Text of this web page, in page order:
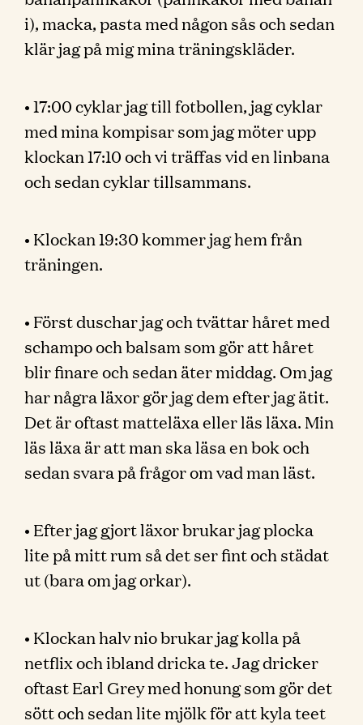
i), macka, pasta med någon sås och sedan
klär jag på mig mina träningskläder.
• 17:00 cyklar jag till fotbollen, jag cyklar
med mina kompisar som jag möter upp
klockan 17:10 och vi träffas vid en linbana
och sedan cyklar tillsammans.
• Klockan 19:30 kommer jag hem från
träningen.
• Först duschar jag och tvättar håret med
schampo och balsam som gör att håret
blir finare och sedan äter middag. Om jag
har några läxor gör jag dem efter jag ätit.
Det är oftast matteläxa eller läs läxa. Min
läs läxa är att man ska läsa en bok och
sedan svara på frågor om vad man läst.
• Efter jag gjort läxor brukar jag plocka
lite på mitt rum så det ser fint och städat
ut (bara om jag orkar).
• Klockan halv nio brukar jag kolla på
netflix och ibland dricka te. Jag dricker
oftast Earl Grey med honung som gör det
sött och sedan lite mjölk för att kyla teet